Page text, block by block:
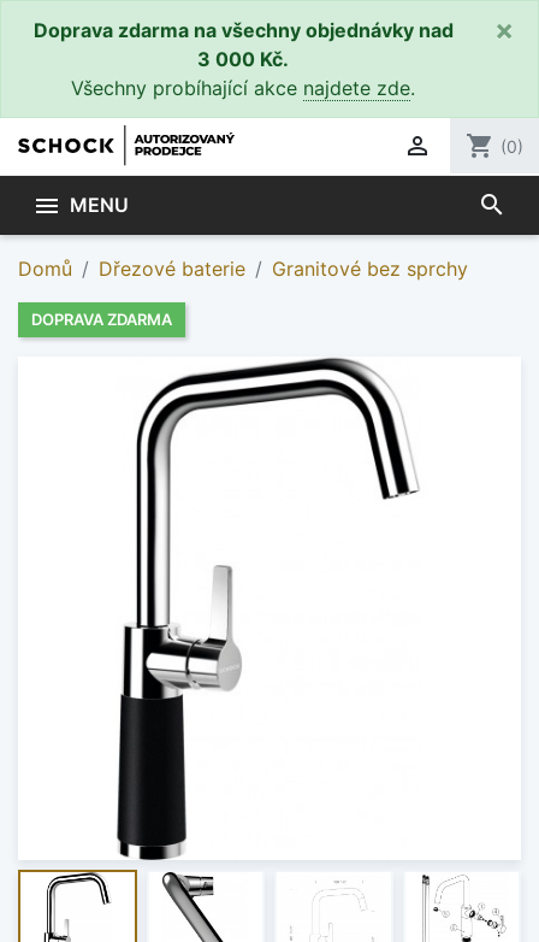
Doprava zdarma na všechny objednávky nad
3 000 Kč.
Všechny probíhající akce najdete zde.
×
 shopping_cart (0)
 MENU search
Domů Dřezové baterie Granitové bez sprchy
DOPRAVA ZDARMA